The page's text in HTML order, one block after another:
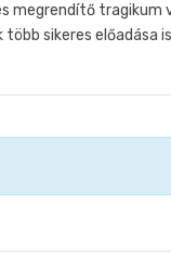
megrendítő
több sikeres előadása